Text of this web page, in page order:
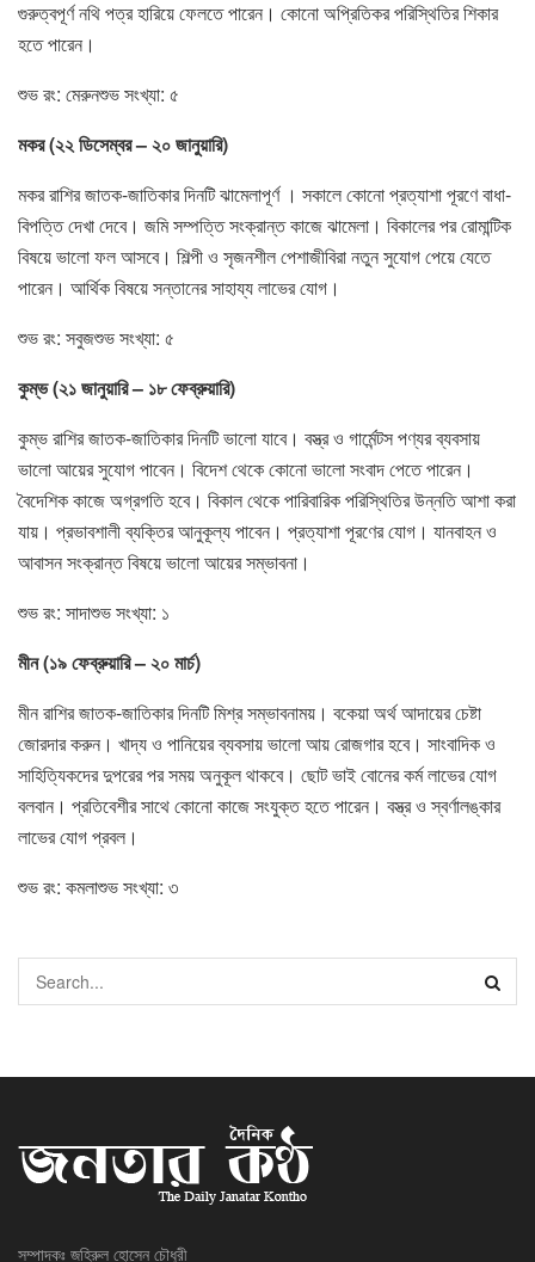
গুরুত্বপূর্ণ নথি পত্র হারিয়ে ফেলতে পারেন। কোনো অপ্রিতিকর পরিস্থিতির শিকার
হতে পারেন।
শুভ রং: মেরুনশুভ সংখ্যা: ৫
মকর (২২ ডিসেম্বর – ২০ জানুয়ারি)
মকর রাশির জাতক-জাতিকার দিনটি ঝামেলাপূর্ণ । সকালে কোনো প্রত্যাশা পূরণে বাধা-
বিপত্তি দেখা দেবে। জমি সম্পত্তি সংক্রান্ত কাজে ঝামেলা। বিকালের পর রোমান্টিক
বিষয়ে ভালো ফল আসবে। শিল্পী ও সৃজনশীল পেশাজীবিরা নতুন সুযোগ পেয়ে যেতে
পারেন। আর্থিক বিষয়ে সন্তানের সাহায্য লাভের যোগ।
শুভ রং: সবুজশুভ সংখ্যা: ৫
কুম্ভ (২১ জানুয়ারি – ১৮ ফেব্রুয়ারি)
কুম্ভ রাশির জাতক-জাতিকার দিনটি ভালো যাবে। বস্ত্র ও গার্মেন্টস পণ্যর ব্যবসায়
ভালো আয়ের সুযোগ পাবেন। বিদেশ থেকে কোনো ভালো সংবাদ পেতে পারেন।
বৈদেশিক কাজে অগ্রগতি হবে। বিকাল থেকে পারিবারিক পরিস্থিতির উন্নতি আশা করা
যায়। প্রভাবশালী ব্যক্তির আনুকূল্য পাবেন। প্রত্যাশা পূরণের যোগ। যানবাহন ও
আবাসন সংক্রান্ত বিষয়ে ভালো আয়ের সম্ভাবনা।
শুভ রং: সাদাশুভ সংখ্যা: ১
মীন (১৯ ফেব্রুয়ারি – ২০ মার্চ)
মীন রাশির জাতক-জাতিকার দিনটি মিশ্র সম্ভাবনাময়। বকেয়া অর্থ আদায়ের চেষ্টা
জোরদার করুন। খাদ্য ও পানিয়ের ব্যবসায় ভালো আয় রোজগার হবে। সাংবাদিক ও
সাহিত্যিকদের দুপরের পর সময় অনুকূল থাকবে। ছোট ভাই বোনের কর্ম লাভের যোগ
বলবান। প্রতিবেশীর সাথে কোনো কাজে সংযুক্ত হতে পারেন। বস্ত্র ও স্বর্ণালঙ্কার
লাভের যোগ প্রবল।
শুভ রং: কমলাশুভ সংখ্যা: ৩
সম্পাদকঃ জহিরুল হোসেন চৌধুরী